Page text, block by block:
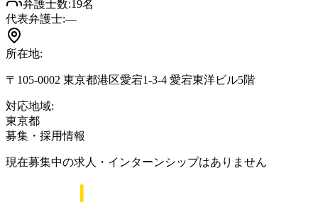
弁護士数:19名
代表弁護士:―
所在地:
〒105-0002 東京都港区愛宕1-3-4 愛宕東洋ビル5階
対応地域:
東京都
募集・採用情報
現在募集中の求人・インターンシップはありません